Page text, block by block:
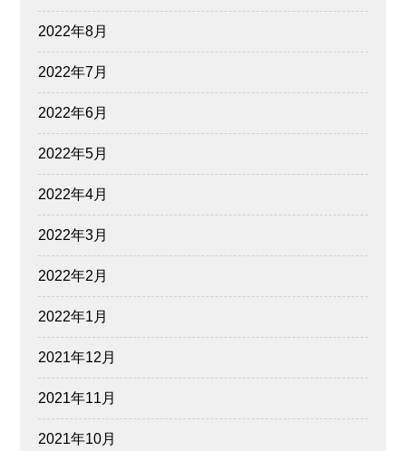
2022年8月
2022年7月
2022年6月
2022年5月
2022年4月
2022年3月
2022年2月
2022年1月
2021年12月
2021年11月
2021年10月